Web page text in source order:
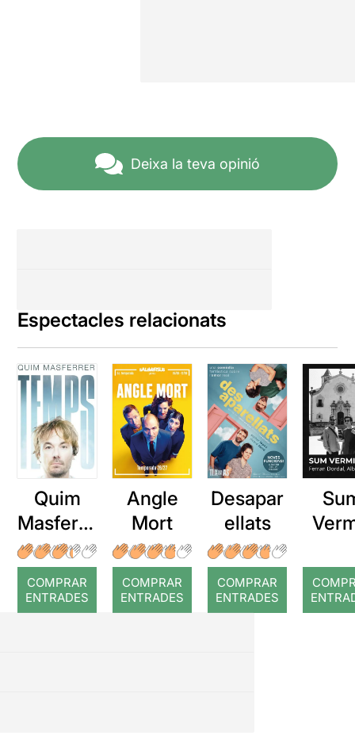
Deixa la teva opinió
Espectacles relacionats
Quim
Masferre
r: Temps
COMPRAR
ENTRADES
Angle
Mort
COMPRAR
ENTRADES
Desapar
ellats
COMPRAR
ENTRADES